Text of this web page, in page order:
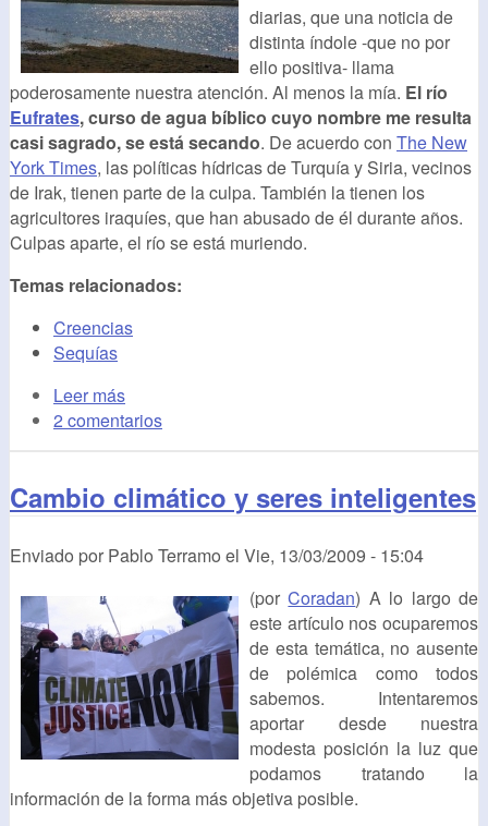
diarias, que una noticia de
distinta índole -que no por
ello positiva- llama
poderosamente nuestra atención. Al menos la mía. El río
Eufrates, curso de agua bíblico cuyo nombre me resulta
casi sagrado, se está secando. De acuerdo con The New
York Times, las políticas hídricas de Turquía y Siria, vecinos
de Irak, tienen parte de la culpa. También la tienen los
agricultores iraquíes, que han abusado de él durante años.
Culpas aparte, el río se está muriendo.
Temas relacionados:
Creencias
Sequías
Leer más
2 comentarios
Cambio climático y seres inteligentes
Enviado por Pablo Terramo el Vie, 13/03/2009 - 15:04
(porCoradan) A lo largo de
este artículo nos ocuparemos
de esta temática, no ausente
de polémica como todos
sabemos. Intentaremos
aportar desde nuestra
modesta posición la luz que
podamos tratando la
información de la forma más objetiva posible.